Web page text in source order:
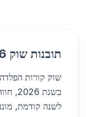
תובנות שוק 2026
שוק קורות
לשנה קודמת,